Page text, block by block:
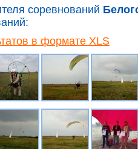
соревнований
в формате XLS